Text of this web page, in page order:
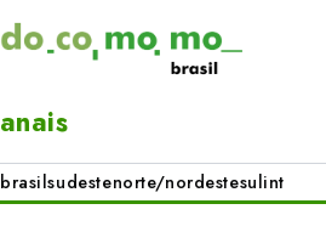
anais
brasilsudestenorte/nordestesulint